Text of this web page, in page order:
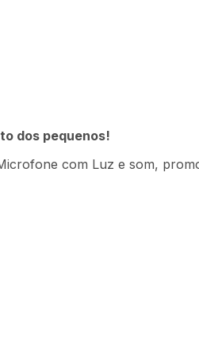
dos pequenos!
com Luz e som,